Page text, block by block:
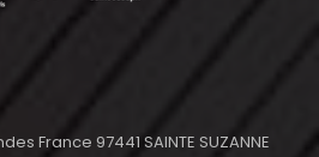
France 97441 SAINTE SUZANNE